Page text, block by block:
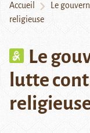
Accueil
Le
religieuse
Le
lutte